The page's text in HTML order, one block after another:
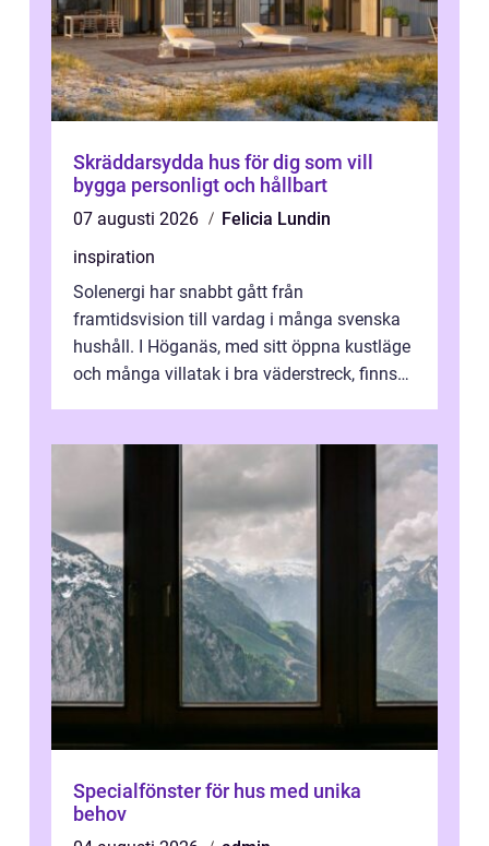
Skräddarsydda hus för dig som vill
bygga personligt och hållbart
07 augusti 2026
Felicia Lundin
inspiration
Solenergi har snabbt gått från
framtidsvision till vardag i många svenska
hushåll. I Höganäs, med sitt öppna kustläge
och många villatak i bra väderstreck, finns
Specialfönster för hus med unika
behov